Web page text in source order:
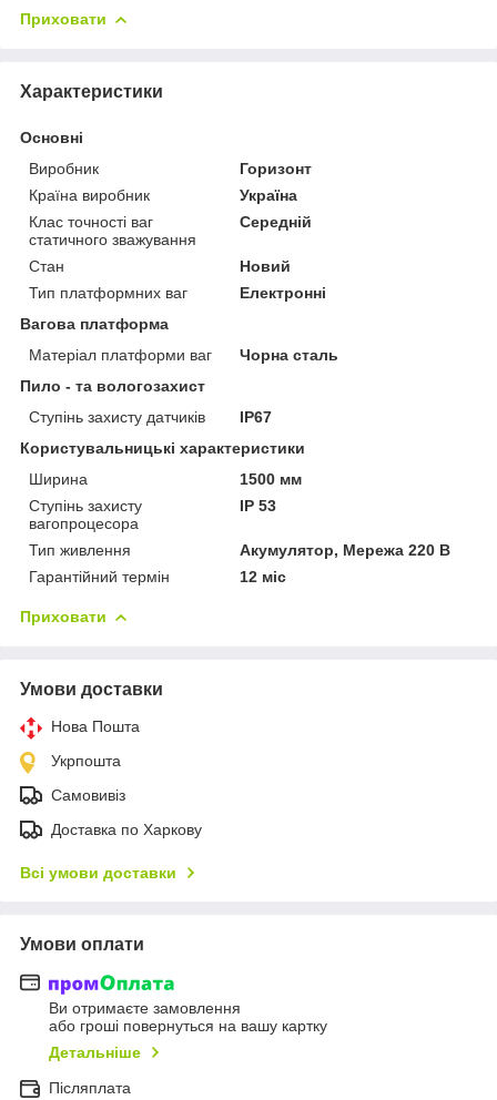
Приховати
Характеристики
Основні
Виробник
Горизонт
Країна виробник
Україна
Клас точності ваг
статичного зважування
Середній
Стан
Новий
Тип платформних ваг
Електронні
Вагова платформа
Матеріал платформи ваг
Чорна сталь
Пило - та вологозахист
Ступінь захисту датчиків
IP67
Користувальницькі характеристики
Ширина
1500 мм
Ступінь захисту
вагопроцесора
IP 53
Тип живлення
Акумулятор, Мережа 220 В
Гарантійний термін
12 міс
Приховати
Умови доставки
Нова Пошта
Укрпошта
Самовивіз
Доставка по Харкову
Всі умови доставки
Умови оплати
Ви отримаєте замовлення
або гроші повернуться на вашу картку
Детальніше
Післяплата